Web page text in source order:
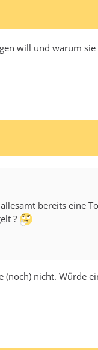
will und warum
bereits eine
?
nicht. Würde